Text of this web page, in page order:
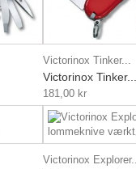
Victorinox Tinker...
Victorinox Tinker...
181,00 kr
Victorinox Explorer...